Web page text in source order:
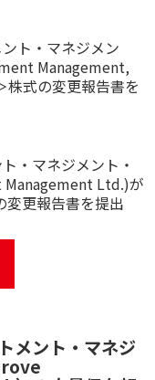
ト・マネジメン
Management,
株式の変更報告書を
・マネジメント・
Ltd.)が
変更報告書を提出
メント・マネジ